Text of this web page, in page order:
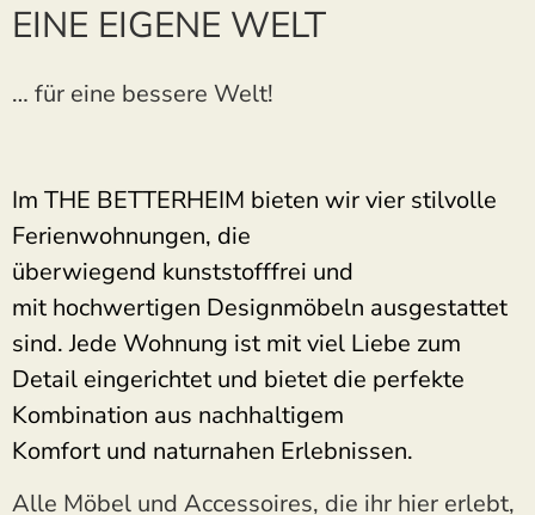
EINE EIGENE WELT
… für eine bessere Welt!
Im THE BETTERHEIM bieten wir vier stilvolle
Ferienwohnungen, die
überwiegend kunststofffrei und
mit hochwertigen Designmöbeln ausgestattet
sind. Jede Wohnung ist mit viel Liebe zum
Detail eingerichtet und bietet die perfekte
Kombination aus nachhaltigem
Komfort und naturnahen Erlebnissen.
Alle Möbel und Accessoires, die ihr hier erlebt,